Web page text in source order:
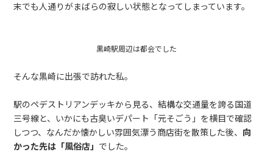
末でも人通りがまばらの寂しい状態となってしまっています。
黒崎駅周辺は都会でした
そんな黒崎に出張で訪れた私。
駅のペデストリアンデッキから見る、結構な交通量を誇る国道
三号線と、いかにも古臭いデパート「元そごう」を横目で確認
しつつ、なんだか懐かしい雰囲気漂う商店街を散策した後、 向
かった先は「風俗店」 でした。